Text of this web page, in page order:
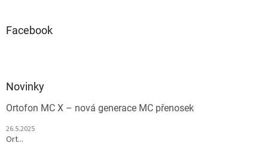
Facebook
Novinky
Ortofon MC X – nová generace MC přenosek
26.5.2025
Ort...